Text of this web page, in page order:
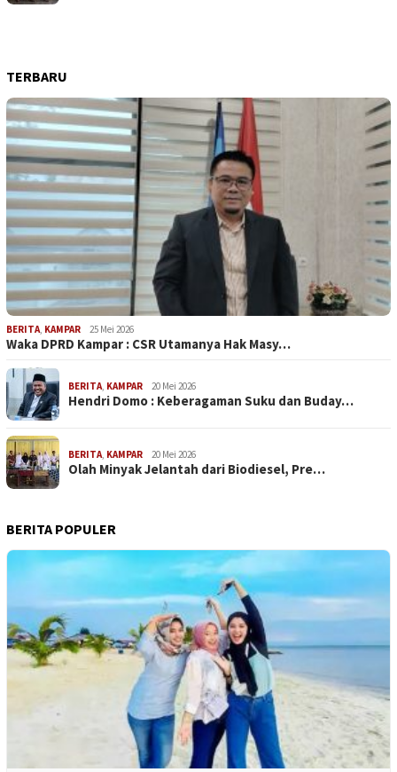
TERBARU
BERITA KAMPAR 25 Mei 2026
Waka DPRD Kampar : CSR Utamanya Hak Masy…
BERITA KAMPAR 20 Mei 2026
Hendri Domo : Keberagaman Suku dan Buday…
BERITA KAMPAR 20 Mei 2026
Olah Minyak Jelantah dari Biodiesel, Pre…
BERITA POPULER